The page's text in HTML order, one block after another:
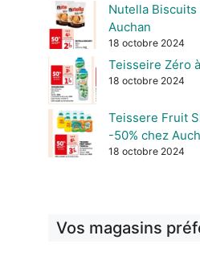
Nutella Biscuits
Auchan
18 octobre 2024
Teisseire Zéro
18 octobre 2024
Teissere Fruit
-50% chez
18 octobre 2024
Vos magasins